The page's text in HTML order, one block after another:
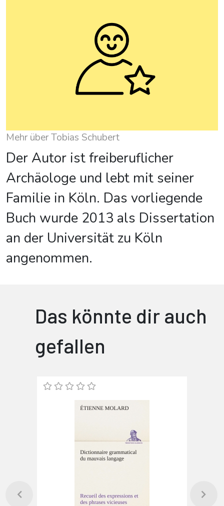
Mehr über Tobias Schubert
Der Autor ist freiberuflicher
Archäologe und lebt mit seiner
Familie in Köln. Das vorliegende
Buch wurde 2013 als Dissertation
an der Universität zu Köln
angenommen.
Das könnte dir auch
gefallen